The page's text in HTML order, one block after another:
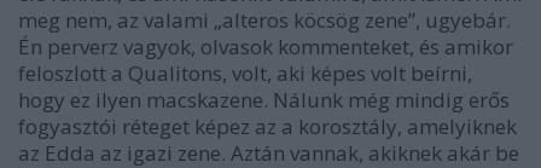
meg nem, az valami „alteros köcsög zene”, ugyebár.
Én perverz vagyok, olvasok kommenteket, és amikor
feloszlott a Qualitons, volt, aki képes volt beírni,
hogy ez ilyen macskazene. Nálunk még mindig erős
fogyasztói réteget képez az a korosztály, amelyiknek
az Edda az igazi zene. Aztán vannak, akiknek akár be